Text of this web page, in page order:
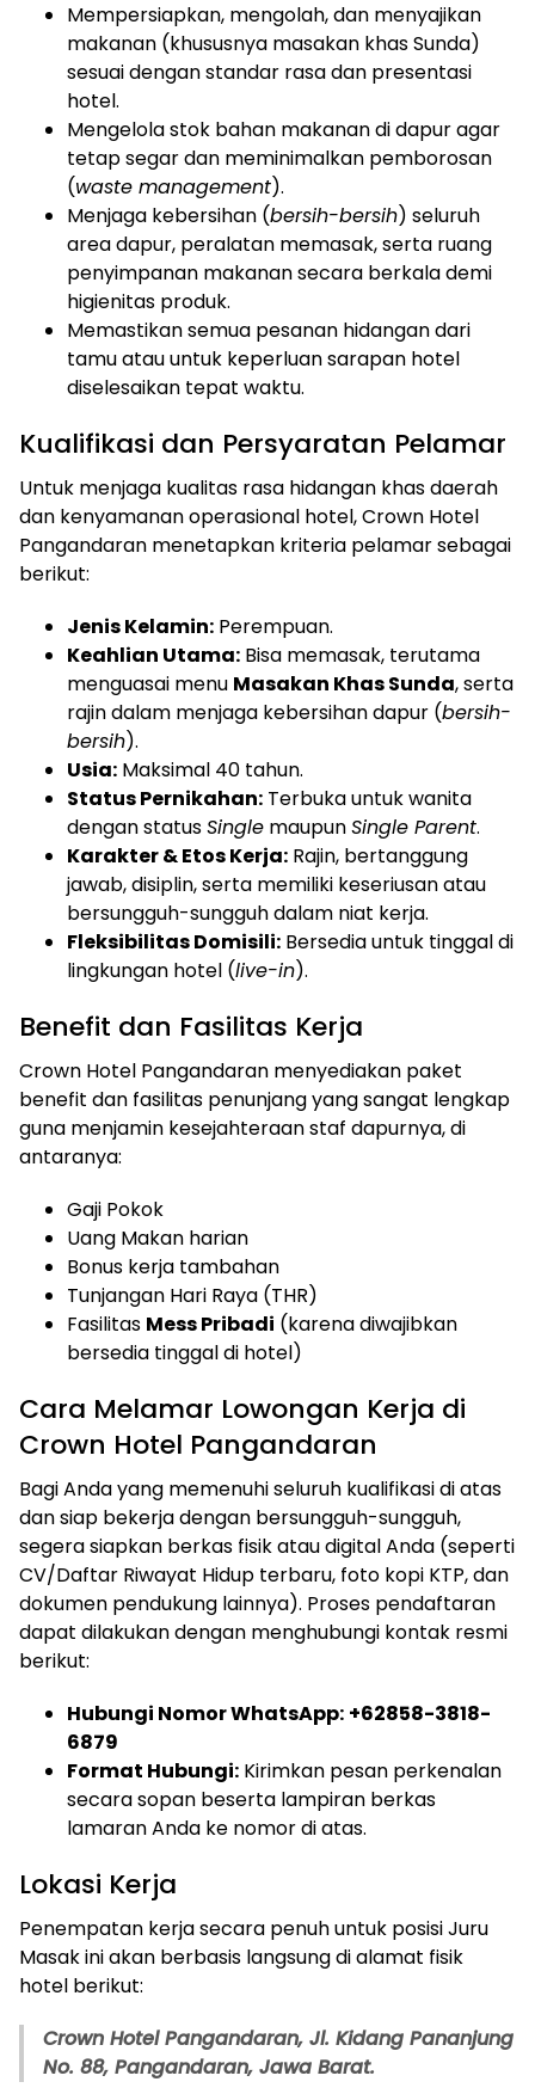
Mempersiapkan, mengolah, dan menyajikan
makanan (khususnya masakan khas Sunda)
sesuai dengan standar rasa dan presentasi
hotel.
Mengelola stok bahan makanan di dapur agar
tetap segar dan meminimalkan pemborosan
(waste management).
Menjaga kebersihan (bersih-bersih) seluruh
area dapur, peralatan memasak, serta ruang
penyimpanan makanan secara berkala demi
higienitas produk.
Memastikan semua pesanan hidangan dari
tamu atau untuk keperluan sarapan hotel
diselesaikan tepat waktu.
Kualifikasi dan Persyaratan Pelamar
Untuk menjaga kualitas rasa hidangan khas daerah
dan kenyamanan operasional hotel, Crown Hotel
Pangandaran menetapkan kriteria pelamar sebagai
berikut:
Jenis Kelamin: Perempuan.
Keahlian Utama: Bisa memasak, terutama
menguasai menu Masakan Khas Sunda, serta
rajin dalam menjaga kebersihan dapur (bersih-
bersih).
Usia: Maksimal 40 tahun.
Status Pernikahan: Terbuka untuk wanita
dengan statusSingle maupunSingle Parent.
Karakter & Etos Kerja: Rajin, bertanggung
jawab, disiplin, serta memiliki keseriusan atau
bersungguh-sungguh dalam niat kerja.
Fleksibilitas Domisili: Bersedia untuk tinggal di
lingkungan hotel (live-in).
Benefit dan Fasilitas Kerja
Crown Hotel Pangandaran menyediakan paket
benefit dan fasilitas penunjang yang sangat lengkap
guna menjamin kesejahteraan staf dapurnya, di
antaranya:
Gaji Pokok
Uang Makan harian
Bonus kerja tambahan
Tunjangan Hari Raya (THR)
Fasilitas Mess Pribadi (karena diwajibkan
bersedia tinggal di hotel)
Cara Melamar Lowongan Kerja di
Crown Hotel Pangandaran
Bagi Anda yang memenuhi seluruh kualifikasi di atas
dan siap bekerja dengan bersungguh-sungguh,
segera siapkan berkas fisik atau digital Anda (seperti
CV/Daftar Riwayat Hidup terbaru, foto kopi KTP, dan
dokumen pendukung lainnya). Proses pendaftaran
dapat dilakukan dengan menghubungi kontak resmi
berikut:
Hubungi Nomor WhatsApp: +62858-3818-
6879
Format Hubungi: Kirimkan pesan perkenalan
secara sopan beserta lampiran berkas
lamaran Anda ke nomor di atas.
Lokasi Kerja
Penempatan kerja secara penuh untuk posisi Juru
Masak ini akan berbasis langsung di alamat fisik
hotel berikut:
Crown Hotel Pangandaran, Jl. Kidang Pananjung
No. 88, Pangandaran, Jawa Barat.